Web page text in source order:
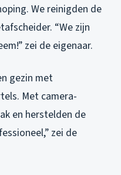
We reinigden de
“We zijn
zei de eigenaar.
gezin met
Met camera-
en herstelden de
zei de